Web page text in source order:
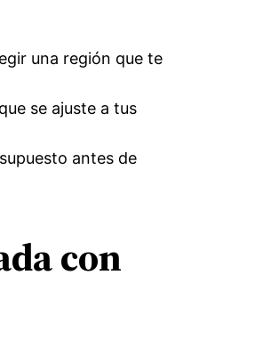
una región que te
se ajuste a tus
antes de
con